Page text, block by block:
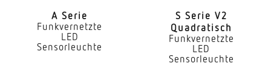
Montagehöhe
A Serie
Funkvernetzte
LED
Sensorleuchte
S Serie V2
Quadratisch
Funkvernetzte
LED
Sensorleuchte